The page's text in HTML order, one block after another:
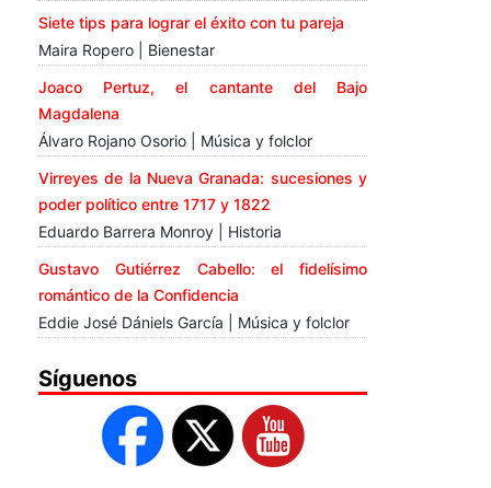
Siete tips para lograr el éxito con tu pareja
Maira Ropero | Bienestar
Joaco Pertuz, el cantante del Bajo
Magdalena
Álvaro Rojano Osorio | Música y folclor
Virreyes de la Nueva Granada: sucesiones y
poder político entre 1717 y 1822
Eduardo Barrera Monroy | Historia
Gustavo Gutiérrez Cabello: el fidelísimo
romántico de la Confidencia
Eddie José Dániels García | Música y folclor
Síguenos